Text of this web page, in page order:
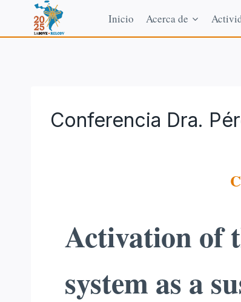
contenido
Inicio Acerca de
Conferencia Dra.
Activation of
system as a